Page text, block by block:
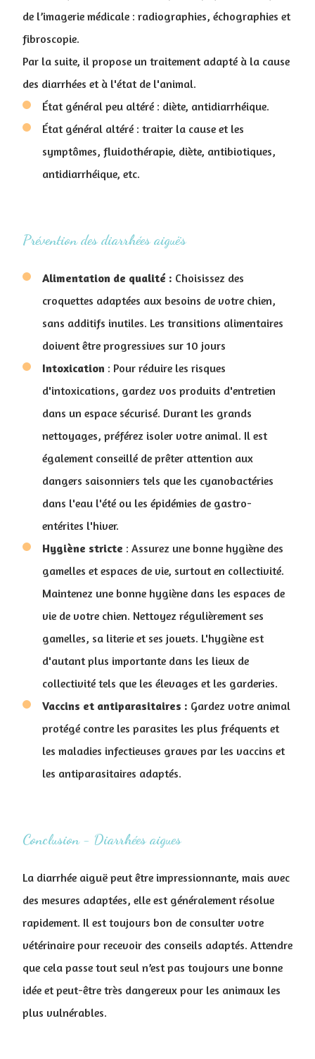
de l’imagerie médicale : radiographies, échographies et
fibroscopie.
Par la suite, il propose un traitement adapté à la cause
des diarrhées et à l'état de l'animal.
État général peu altéré : diète, antidiarrhéique.
État général altéré : traiter la cause et les
symptômes, fluidothérapie, diète, antibiotiques,
antidiarrhéique, etc.
Prévention des diarrhées aiguës
Alimentation de qualité : Choisissez des
croquettes adaptées aux besoins de votre chien,
sans additifs inutiles. Les transitions alimentaires
doivent être progressives sur 10 jours
Intoxication : Pour réduire les risques
d'intoxications, gardez vos produits d'entretien
dans un espace sécurisé. Durant les grands
nettoyages, préférez isoler votre animal. Il est
également conseillé de prêter attention aux
dangers saisonniers tels que les cyanobactéries
dans l'eau l'été ou les épidémies de gastro-
entérites l'hiver.
Hygiène stricte : Assurez une bonne hygiène des
gamelles et espaces de vie, surtout en collectivité.
Maintenez une bonne hygiène dans les espaces de
vie de votre chien. Nettoyez régulièrement ses
gamelles, sa literie et ses jouets. L'hygiène est
d'autant plus importante dans les lieux de
collectivité tels que les élevages et les garderies.
Vaccins et antiparasitaires : Gardez votre animal
protégé contre les parasites les plus fréquents et
les maladies infectieuses graves par les vaccins et
les antiparasitaires adaptés.
Conclusion - Diarrhées aigues
La diarrhée aiguë peut être impressionnante, mais avec
des mesures adaptées, elle est généralement résolue
rapidement. Il est toujours bon de consulter votre
vétérinaire pour recevoir des conseils adaptés. Attendre
que cela passe tout seul n’est pas toujours une bonne
idée et peut-être très dangereux pour les animaux les
plus vulnérables.